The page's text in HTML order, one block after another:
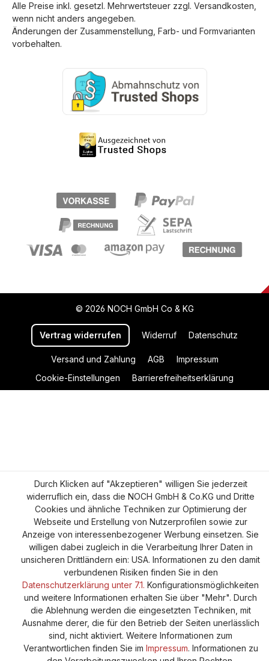
Alle Preise inkl. gesetzl. Mehrwertsteuer zzgl. Versandkosten
wenn nicht anders angegeben.
Änderungen der Zusammenstellung, Farb- und Formvarianten
vorbehalten.
© 2026 NOCH GmbH Co & KG
Vertrag widerrufen Widerruf Datenschutz
Versand und Zahlung AGB
Impressum
Cookie-Einstellungen
Barrierefreiheitserklärung
Durch Klicken auf "Akzeptieren" willigen Sie jederzeit
widerruflich ein, dass die NOCH GmbH & Co.KG und Dritte
Cookies und ähnliche Techniken zur Optimierung der
Webseite und Erstellung von Nutzerprofilen sowie zur
Anzeige von interessenbezogener Werbung einsetzen. Sie
willigen dabei zugleich in die Verarbeitung Ihrer Daten in
unsicheren Drittländern ein: USA. Informationen zu den damit
verbundenen Risiken finden Sie in den
Datenschutzerklärung unter 7.1. Konfigurationsmöglichkeiten
und weitere Informationen erhalten Sie über "Mehr". Durch
die Ablehnung werden die eingesetzten Techniken, mit
Ausnahme derer, die für den Betrieb der Seiten unerlässlich
sind, nicht aktiviert. Weitere Informationen zum
Verantwortlichen finden Sie im Impressum. Informationen zu